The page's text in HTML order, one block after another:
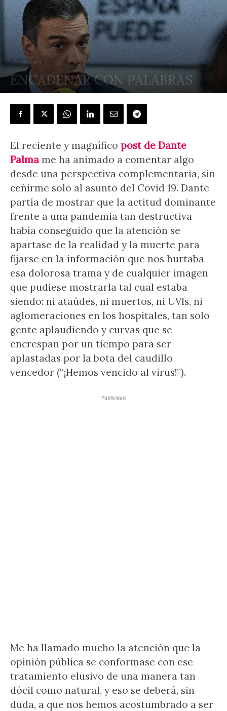
Coronavirus
ENCADENAR CON PALABRAS
POR J.L. GONZÁLEZ QUIRÓS - 4 septiembre, 2020
El reciente y magnífico post de Dante
Palma me ha animado a comentar algo
desde una perspectiva complementaria, sin
ceñirme solo al asunto del Covid 19. Dante
partía de mostrar que la actitud dominante
frente a una pandemia tan destructiva
había conseguido que la atención se
apartase de la realidad y la muerte para
fijarse en la información que nos hurtaba
esa dolorosa trama y de cualquier imagen
que pudiese mostrarla tal cual estaba
siendo: ni ataúdes, ni muertos, ni UVIs, ni
aglomeraciones en los hospitales, tan solo
gente aplaudiendo y curvas que se
encrespan por un tiempo para ser
aplastadas por la bota del caudillo
vencedor (“¡Hemos vencido al virus!”).
Publicidad
Me ha llamado mucho la atención que la
opinión pública se conformase con ese
tratamiento elusivo de una manera tan
dócil como natural, y eso se deberá, sin
duda, a que nos hemos acostumbrado a ser